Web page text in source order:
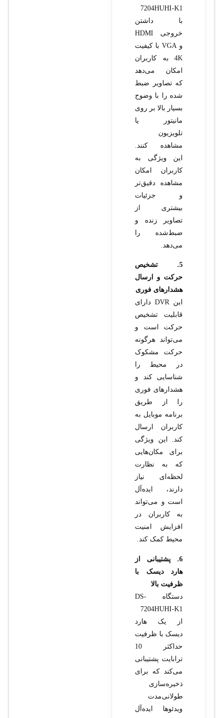
7204HUHI-K1
با داشتن
خروجی HDMI
و VGA با کیفیت
4K به کاربران
امکان می‌دهد
که تصاویر ضبط
شده را با وضوح
بسیار بالا بر روی
مانیتور یا
تلویزیون
مشاهده کنند.
این ویژگی به
کاربران امکان
مشاهده دقیق‌تر
و جزئیات
بیشتری از
تصاویر زنده و
ضبط‌شده را
می‌دهد.
5. تشخیص
حرکت و ارسال
هشدارهای فوری
این DVR دارای
قابلیت تشخیص
حرکت است و
می‌تواند هرگونه
حرکت مشکوک
در محیط را
شناسایی کند و
هشدارهای فوری
را از طریق
برنامه موبایل به
کاربران ارسال
کند. این ویژگی
برای مکان‌هایی
که به نظارت
لحظه‌ای نیاز
دارند، ایده‌آل
است و می‌تواند
به کاربران در
افزایش امنیت
محیط کمک کند.
6. پشتیبانی از
هارد دیسک با
ظرفیت بالا
دستگاه DS-
7204HUHI-K1
از یک هارد
دیسک با ظرفیت
حداکثر 10
ترابایت پشتیبانی
می‌کند که برای
ذخیره‌سازی
طولانی‌مدت
ویدئوها ایده‌آل